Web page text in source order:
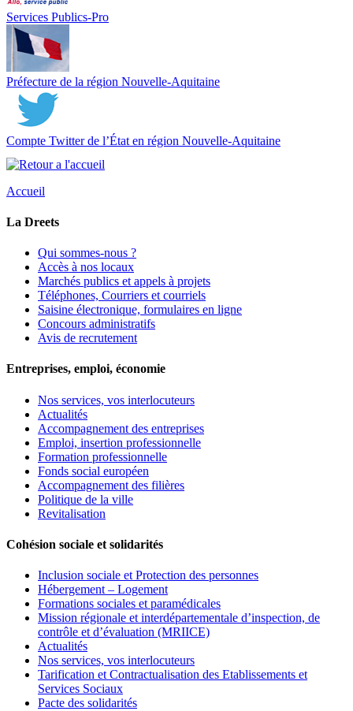
Services Publics-Pro
Préfecture de la région Nouvelle-Aquitaine
Compte Twitter de l’État en région Nouvelle-Aquitaine
Accueil
La Dreets
Qui sommes-nous ?
Accès à nos locaux
Marchés publics et appels à projets
Téléphones, Courriers et courriels
Saisine électronique, formulaires en ligne
Concours administratifs
Avis de recrutement
Entreprises, emploi, économie
Nos services, vos interlocuteurs
Actualités
Accompagnement des entreprises
Emploi, insertion professionnelle
Formation professionnelle
Fonds social européen
Accompagnement des filières
Politique de la ville
Revitalisation
Cohésion sociale et solidarités
Inclusion sociale et Protection des personnes
Hébergement – Logement
Formations sociales et paramédicales
Mission régionale et interdépartementale d’inspection, de
contrôle et d’évaluation (MRIICE)
Actualités
Nos services, vos interlocuteurs
Tarification et Contractualisation des Etablissements et
Services Sociaux
Pacte des solidarités